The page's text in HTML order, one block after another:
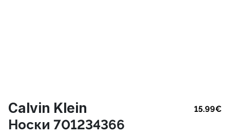
Calvin Klein 15.99€
Носки 701234366